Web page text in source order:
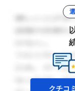
クチコ